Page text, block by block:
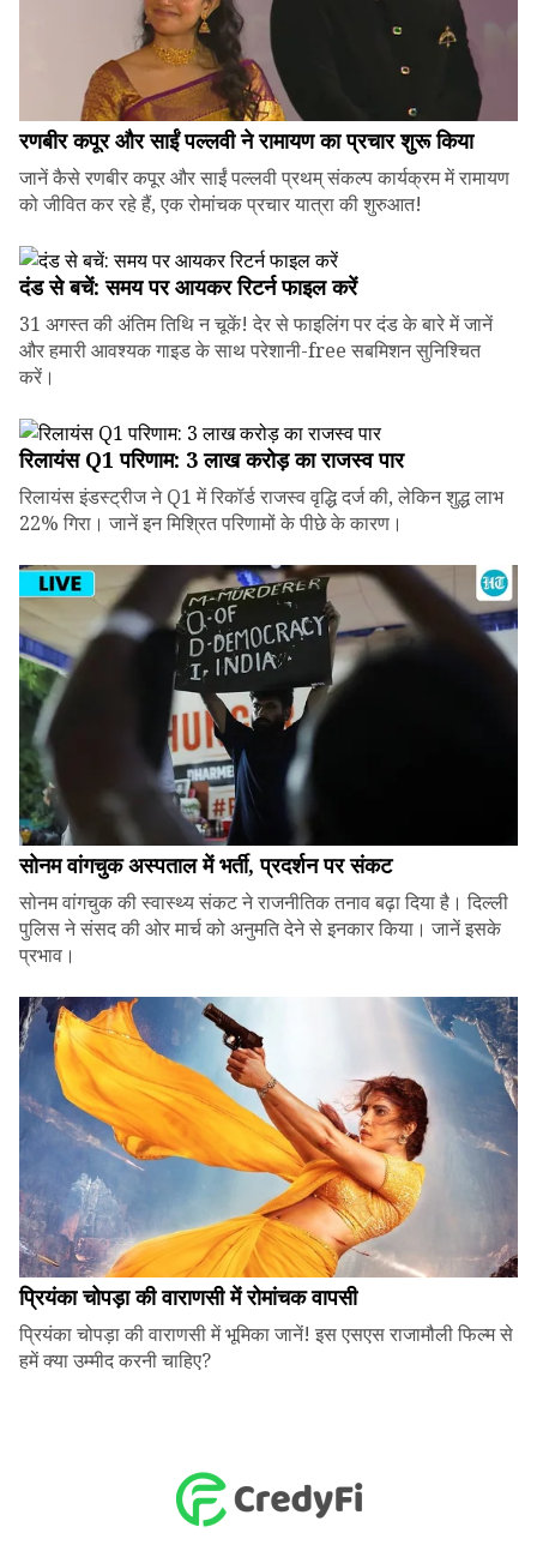
रणबीर कपूर और साईं पल्लवी ने रामायण का प्रचार शुरू किया
जानें कैसे रणबीर कपूर और साईं पल्लवी प्रथम् संकल्प कार्यक्रम में रामायण
को जीवित कर रहे हैं, एक रोमांचक प्रचार यात्रा की शुरुआत!
दंड से बचें: समय पर आयकर रिटर्न फाइल करें
31 अगस्त की अंतिम तिथि न चूकें! देर से फाइलिंग पर दंड के बारे में जानें
और हमारी आवश्यक गाइड के साथ परेशानी-free सबमिशन सुनिश्चित
करें।
रिलायंस Q1 परिणाम: ₹3 लाख करोड़ का राजस्व पार
रिलायंस इंडस्ट्रीज ने Q1 में रिकॉर्ड राजस्व वृद्धि दर्ज की, लेकिन शुद्ध लाभ
22% गिरा। जानें इन मिश्रित परिणामों के पीछे के कारण।
सोनम वांगचुक अस्पताल में भर्ती, प्रदर्शन पर संकट
सोनम वांगचुक की स्वास्थ्य संकट ने राजनीतिक तनाव बढ़ा दिया है। दिल्ली
पुलिस ने संसद की ओर मार्च को अनुमति देने से इनकार किया। जानें इसके
प्रभाव।
प्रियंका चोपड़ा की वाराणसी में रोमांचक वापसी
प्रियंका चोपड़ा की वाराणसी में भूमिका जानें! इस एसएस राजामौली फिल्म से
हमें क्या उम्मीद करनी चाहिए?